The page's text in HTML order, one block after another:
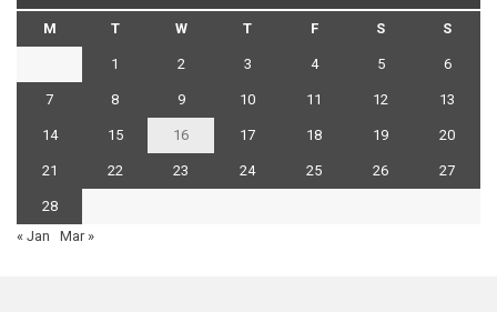
M T W T F S S
1 2 3 4 5 6
7 8 9 10 11 12 13
14 15 16 17 18 19 20
21 22 23 24 25 26 27
28
« Jan
Mar »